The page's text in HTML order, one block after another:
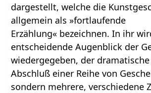
dargestellt, welche die
allgemein als »fortlaufende
Erzählung« bezeichnen. In ihr
entscheidende Augenblick der
wiedergegeben, der
Abschluß einer Reihe von
sondern mehrere, verschiedene